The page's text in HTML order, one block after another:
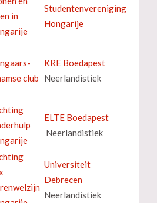
in
Studentenvereniging
Hongarije
club
KRE Boedapest
Neerlandistiek
ELTE Boedapest
Neerlandistiek
Universiteit
Debrecen
Neerlandistiek